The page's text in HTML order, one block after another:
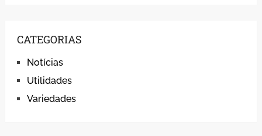
CATEGORIAS
Notícias
Utilidades
Variedades